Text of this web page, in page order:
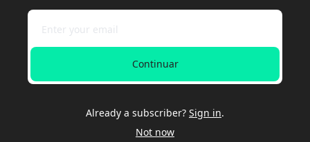
Continuar
Already a subscriber? Sign in.
Not now